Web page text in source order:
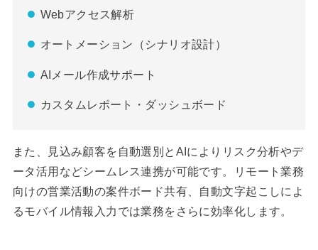
Webアクセス解析
オートメーション（シナリオ設計）
AIメール作成サポート
カスタムレポート・ダッシュボード
また、見込み顧客を自動選別とAIによりリスク分析やデ
ータ活用などシームレス連携が可能です。リモート業務
向けの営業活動の案件ボード共有、自動文字起こしによ
るモバイル情報入力では業務をさらに効率化します。